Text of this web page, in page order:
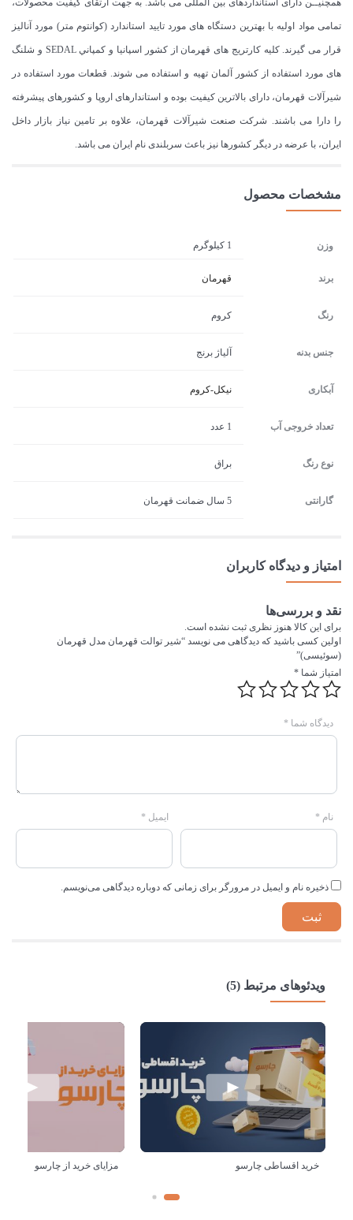
تمامی مواد اولیه با بهترین دستگاه های مورد تایید استاندارد (كوانتوم متر) مورد آنالیز
قرار می گیرند. كليه كارتريج های قهرمان از كشور اسپانيا و كمپاني SEDAL و شلنگ
های مورد استفاده از کشور آلمان تهیه و استفاده می شوند. قطعات مورد استفاده در
شیرآلات قهرمان، دارای بالاترین کیفیت بوده و استاندارهای اروپا و کشورهای پیشرفته
را دارا می باشند. شرکت صنعت شیرآلات قهرمان، علاوه بر تامین نیاز بازار داخل
ایران، با عرضه در دیگر کشورها نیز باعث سربلندی نام ایران می باشد.
مشخصات محصول
وزن 1 کیلوگرم
برند قهرمان
رنگ کروم
جنس بدنه آلیاژ برنج
آبکاری نیکل-کروم
تعداد خروجی آب 1 عدد
نوع رنگ براق
گارانتی 5 سال ضمانت قهرمان
امتیاز و دیدگاه کاربران
نقد و بررسی‌ها
برای این کالا هنوز نظری ثبت نشده است.
اولین کسی باشید که دیدگاهی می نویسد “شیر توالت قهرمان مدل قهرمان
(سوئیسی)”
امتیاز شما *
دیدگاه شما *
نام * ایمیل *
ذخیره نام و ایمیل در مرورگر برای زمانی که دوباره دیدگاهی می‌نویسم.
ویدئوهای مرتبط (5)
خرید اقساطی چارسو مزایای خرید از چارسو